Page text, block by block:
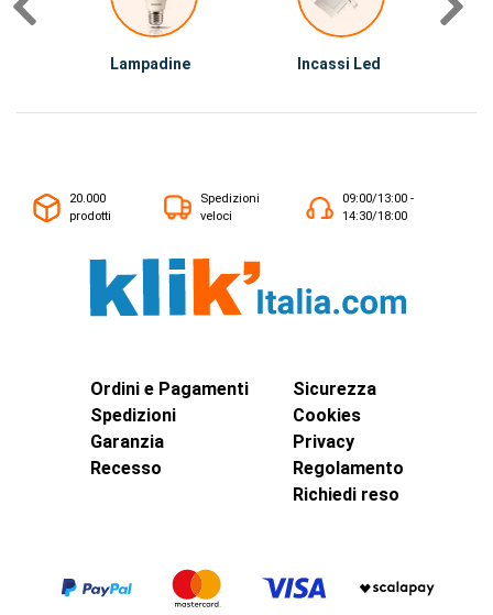
Lampadine Incassi Led
20.000
prodotti
Spedizioni
veloci
09:00/13:00 -
14:30/18:00
Ordini e Pagamenti
Spedizioni
Garanzia
Recesso
Sicurezza
Cookies
Privacy
Regolamento
Richiedi reso